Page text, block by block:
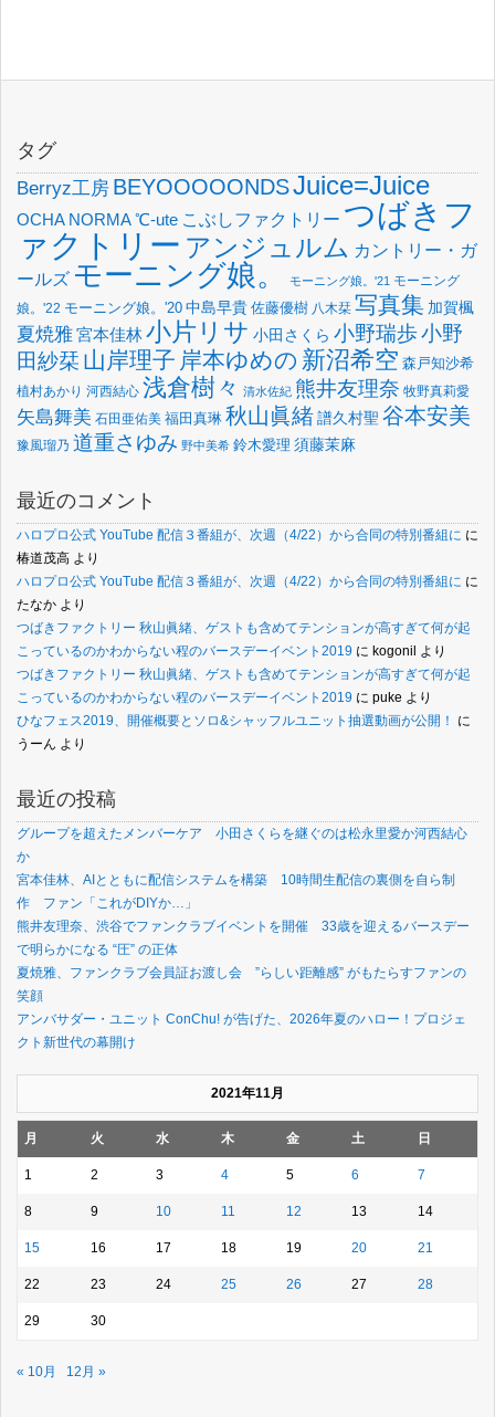
タグ
Berryz工房 BEYOOOOONDSJuice=Juice
OCHA NORMA℃-ute こぶしファクトリー つばきフ
ァクトリー アンジュルム カントリー・ガ
ールズ モーニング娘。 モーニング娘。'21 モーニング
娘。'22 モーニング娘。'20 中島早貴 佐藤優樹 八木栞 写真集 加賀楓
夏焼雅宮本佳林小片リサ 小田さくら 小野瑞歩小野
田紗栞 山岸理子 岸本ゆめの 新沼希空 森戸知沙希
植村あかり 河西結心 浅倉樹々 清水佐紀 熊井友理奈 牧野真莉愛
矢島舞美 石田亜佑美 福田真琳 秋山眞緒譜久村聖 谷本安美
豫風瑠乃 道重さゆみ 野中美希 鈴木愛理 須藤茉麻
最近のコメント
ハロプロ公式 YouTube 配信３番組が、次週（4/22）から合同の特別番組に に
椿道茂高 より
ハロプロ公式 YouTube 配信３番組が、次週（4/22）から合同の特別番組に に
たなか より
つばきファクトリー 秋山眞緒、ゲストも含めてテンションが高すぎて何が起
こっているのかわからない程のバースデーイベント2019 に kogonil より
つばきファクトリー 秋山眞緒、ゲストも含めてテンションが高すぎて何が起
こっているのかわからない程のバースデーイベント2019 に puke より
ひなフェス2019、開催概要とソロ&シャッフルユニット抽選動画が公開！
に
うーん より
最近の投稿
グループを超えたメンバーケア 小田さくらを継ぐのは松永里愛か河西結心
か
宮本佳林、AIとともに配信システムを構築 10時間生配信の裏側を自ら制
作 ファン「これがDIYか…」
熊井友理奈、渋谷でファンクラブイベントを開催 33歳を迎えるバースデー
で明らかになる “圧” の正体
夏焼雅、ファンクラブ会員証お渡し会 ”らしい距離感” がもたらすファンの
笑顔
アンバサダー・ユニット ConChu! が告げた、2026年夏のハロー！プロジェ
クト新世代の幕開け
2021年11月
月 火 水 木 金 土 日
1 2 3 4 5 6 7
8 9 10 11 12 13 14
15 16 17 18 19 20 21
22 23 24 25 26 27 28
29 30
« 10月 12月 »